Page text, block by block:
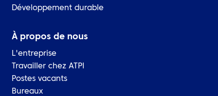
Développement durable
À propos de nous
L'entreprise
Travailler chez ATPI
Postes vacants
Bureaux